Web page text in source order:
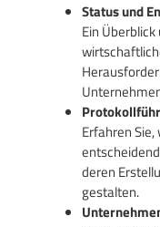
Status und
Ein
Erfahren
deren
gestalten.